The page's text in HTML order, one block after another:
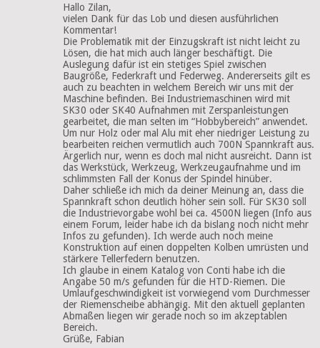
Hallo Zilan,
vielen Dank für das Lob und diesen ausführlichen
Kommentar!
Die Problematik mit der Einzugskraft ist nicht leicht zu
Lösen, die hat mich auch länger beschäftigt. Die
Auslegung dafür ist ein stetiges Spiel zwischen
Baugröße, Federkraft und Federweg. Andererseits gilt es
auch zu beachten in welchem Bereich wir uns mit der
Maschine befinden. Bei Industriemaschinen wird mit
SK30 oder SK40 Aufnahmen mit Zerspanleistungen
gearbeitet, die man selten im “Hobbybereich” anwendet.
Um nur Holz oder mal Alu mit eher niedriger Leistung zu
bearbeiten reichen vermutlich auch 700N Spannkraft aus.
Ärgerlich nur, wenn es doch mal nicht ausreicht. Dann ist
das Werkstück, Werkzeug, Werkzeugaufnahme und im
schlimmsten Fall der Konus der Spindel hinüber.
Daher schließe ich mich da deiner Meinung an, dass die
Spannkraft schon deutlich höher sein soll. Für SK30 soll
die Industrievorgabe wohl bei ca. 4500N liegen (Info aus
einem Forum, leider habe ich da bislang noch nicht mehr
Infos zu gefunden). Ich werde auch noch meine
Konstruktion auf einen doppelten Kolben umrüsten und
stärkere Tellerfedern benutzen.
Ich glaube in einem Katalog von Conti habe ich die
Angabe 50 m/s gefunden für die HTD-Riemen. Die
Umlaufgeschwindigkeit ist vorwiegend vom Durchmesser
der Riemenscheibe abhängig. Mit den aktuell geplanten
Abmaßen liegen wir gerade noch so im akzeptablen
Bereich.
Grüße, Fabian